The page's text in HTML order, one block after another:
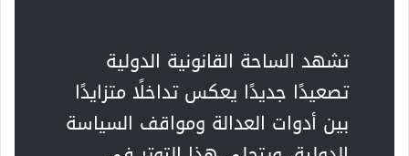
تشهد الساحة القانونية الدولية
تصعيدًا جديدًا يعكس تداخلًا متزايدًا
بين أدوات العدالة ومواقف السياسة